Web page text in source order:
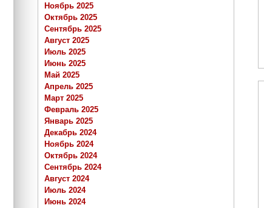
Ноябрь 2025
Октябрь 2025
Сентябрь 2025
Август 2025
Июль 2025
Июнь 2025
Май 2025
Апрель 2025
Март 2025
Февраль 2025
Январь 2025
Декабрь 2024
Ноябрь 2024
Октябрь 2024
Сентябрь 2024
Август 2024
Июль 2024
Июнь 2024